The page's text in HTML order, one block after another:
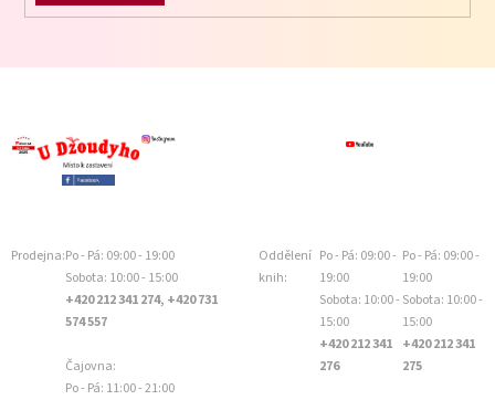
Prodejna:Po - Pá: 09:00 - 19:00
Sobota: 10:00 - 15:00
+420 212 341 274, +420 731
574 557
Čajovna:
Po - Pá: 11:00 - 21:00
Oddělení
knih:
Po - Pá: 09:00 -
19:00
Sobota: 10:00 -
15:00
+420 212 341
276
Po - Pá: 09:00 -
19:00
Sobota: 10:00 -
15:00
+420 212 341
275